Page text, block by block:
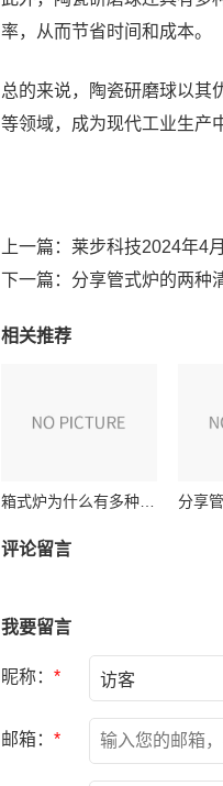
率，从而节省时间和成本。
总的来说， 陶瓷研磨球以其
等领域，成为现代工业生产
上一篇： 莱步科技2024年4
下一篇： 分享管式炉的两种
相关推荐
评论留言
我要留言
昵称： *
邮箱： *